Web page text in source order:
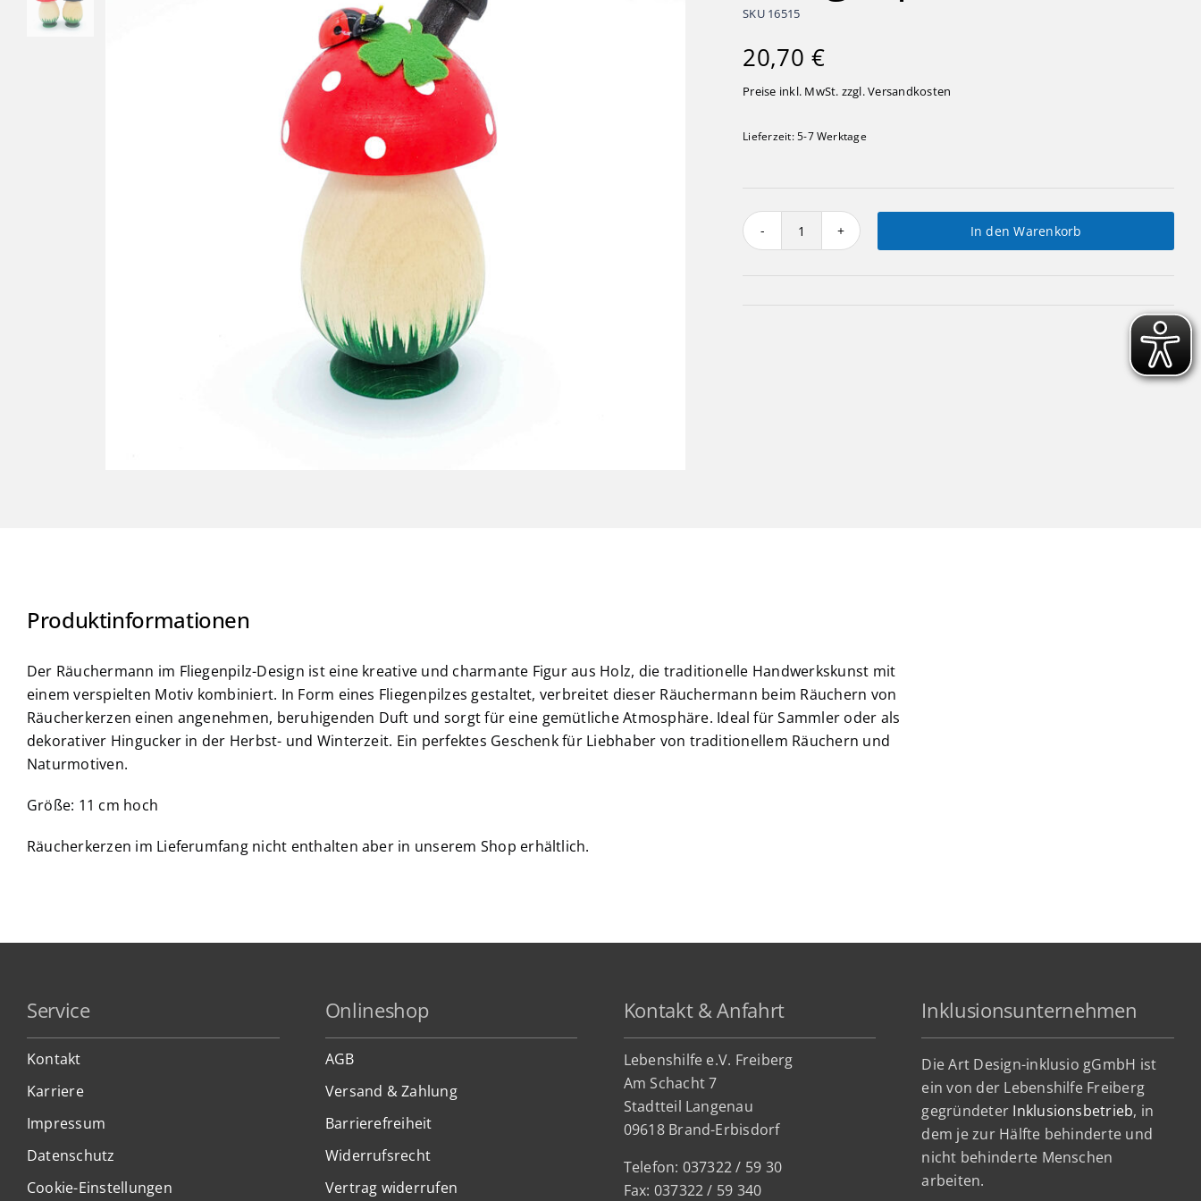
SKU 16515
20,70 €
Preise inkl. MwSt. zzgl.Versandkosten
Lieferzeit: 5-7 Werktage
Räucherpilz
In den Warenkorb
Produktinformationen
Der Räuchermann im Fliegenpilz-Design ist eine kreative und charmante Figur aus Holz, die traditionelle Handwerkskunst mit
einem verspielten Motiv kombiniert. In Form eines Fliegenpilzes gestaltet, verbreitet dieser Räuchermann beim Räuchern von
Räucherkerzen einen angenehmen, beruhigenden Duft und sorgt für eine gemütliche Atmosphäre. Ideal für Sammler oder als
dekorativer Hingucker in der Herbst- und Winterzeit. Ein perfektes Geschenk für Liebhaber von traditionellem Räuchern und
Naturmotiven.
Größe: 11 cm hoch
Räucherkerzen im Lieferumfang nicht enthalten aber in unserem Shop erhältlich.
Service
Kontakt
Karriere
Impressum
Datenschutz
Cookie-Einstellungen
Onlineshop
AGB
Versand & Zahlung
Barrierefreiheit
Widerrufsrecht
Vertrag widerrufen
Kontakt & Anfahrt
Lebenshilfe e.V. Freiberg
Am Schacht 7
Stadtteil Langenau
09618 Brand-Erbisdorf
Telefon: 037322 / 59 30
Fax: 037322 / 59 340
Inklusionsunternehmen
Die Art Design-inklusio gGmbH ist
ein von der Lebenshilfe Freiberg
gegründeter Inklusionsbetrieb, in
dem je zur Hälfte behinderte und
nicht behinderte Menschen
arbeiten.